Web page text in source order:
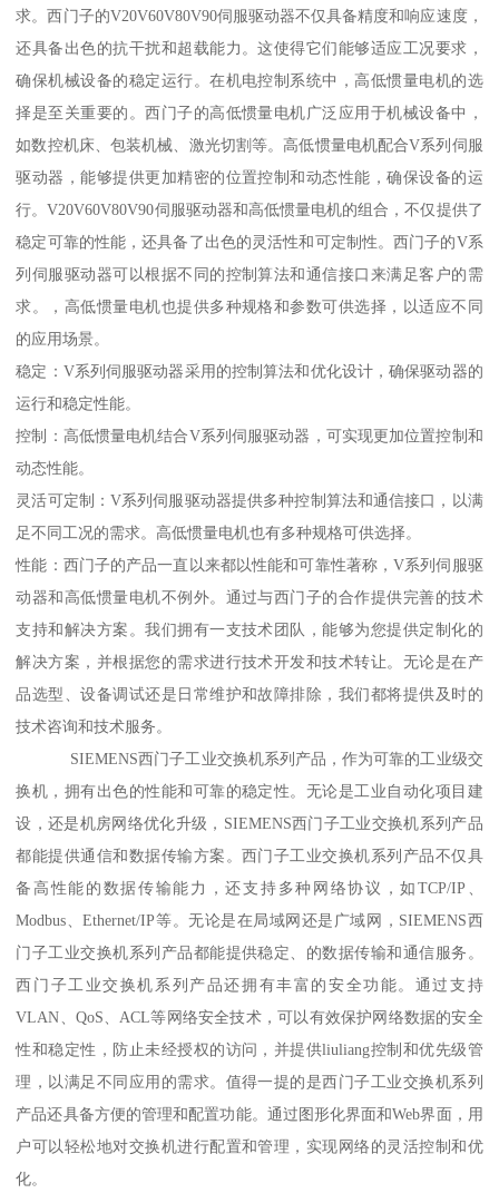
求。西门子的V20V60V80V90伺服驱动器不仅具备精度和响应速度，
还具备出色的抗干扰和超载能力。这使得它们能够适应工况要求，
确保机械设备的稳定运行。在机电控制系统中，高低惯量电机的选
择是至关重要的。西门子的高低惯量电机广泛应用于机械设备中，
如数控机床、包装机械、激光切割等。高低惯量电机配合V系列伺服
驱动器，能够提供更加精密的位置控制和动态性能，确保设备的运
行。V20V60V80V90伺服驱动器和高低惯量电机的组合，不仅提供了
稳定可靠的性能，还具备了出色的灵活性和可定制性。西门子的V系
列伺服驱动器可以根据不同的控制算法和通信接口来满足客户的需
求。，高低惯量电机也提供多种规格和参数可供选择，以适应不同
的应用场景。
稳定：V系列伺服驱动器采用的控制算法和优化设计，确保驱动器的
运行和稳定性能。
控制：高低惯量电机结合V系列伺服驱动器，可实现更加位置控制和
动态性能。
灵活可定制：V系列伺服驱动器提供多种控制算法和通信接口，以满
足不同工况的需求。高低惯量电机也有多种规格可供选择。
性能：西门子的产品一直以来都以性能和可靠性著称，V系列伺服驱
动器和高低惯量电机不例外。通过与西门子的合作提供完善的技术
支持和解决方案。我们拥有一支技术团队，能够为您提供定制化的
解决方案，并根据您的需求进行技术开发和技术转让。无论是在产
品选型、设备调试还是日常维护和故障排除，我们都将提供及时的
技术咨询和技术服务。
SIEMENS西门子工业交换机系列产品，作为可靠的工业级交
换机，拥有出色的性能和可靠的稳定性。无论是工业自动化项目建
设，还是机房网络优化升级，SIEMENS西门子工业交换机系列产品
都能提供通信和数据传输方案。西门子工业交换机系列产品不仅具
备高性能的数据传输能力，还支持多种网络协议，如TCP/IP、
Modbus、Ethernet/IP等。无论是在局域网还是广域网，SIEMENS西
门子工业交换机系列产品都能提供稳定、的数据传输和通信服务。
西门子工业交换机系列产品还拥有丰富的安全功能。通过支持
VLAN、QoS、ACL等网络安全技术，可以有效保护网络数据的安全
性和稳定性，防止未经授权的访问，并提供liuliang控制和优先级管
理，以满足不同应用的需求。值得一提的是西门子工业交换机系列
产品还具备方便的管理和配置功能。通过图形化界面和Web界面，用
户可以轻松地对交换机进行配置和管理，实现网络的灵活控制和优
化。